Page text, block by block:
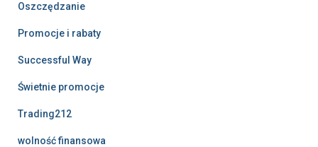
Oszczędzanie
Promocje i rabaty
Successful Way
Świetnie promocje
Trading212
wolność finansowa